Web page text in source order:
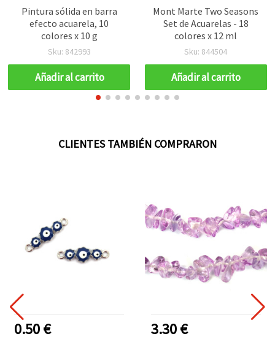
Pintura sólida en barra
efecto acuarela, 10
colores x 10 g
Sku: 842993
Añadir al carrito
Mont Marte Two Seasons
Set de Acuarelas - 18
colores x 12 ml
Sku: 844504
Añadir al carrito
CLIENTES TAMBIÉN COMPRARON
0.50 € 3.30 €